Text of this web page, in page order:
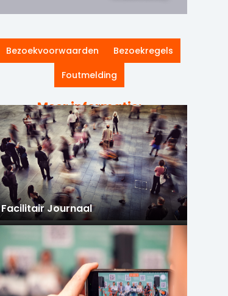
Bezoekvoorwaarden
Bezoekregels
Foutmelding
Meer informatie:
Facilitair Journaal